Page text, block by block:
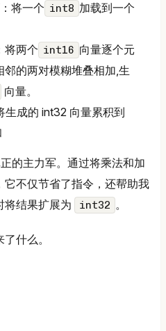
：将一个 int8 加载到一个
将两个 int16 向量逐个元
邻的两对模糊堆叠相加,生
向量。
生成的 int32 向量累积到
的主力军。通过将乘法和加
不仅节省了指令，还帮助我
将结果扩展为
int32 。
什么。